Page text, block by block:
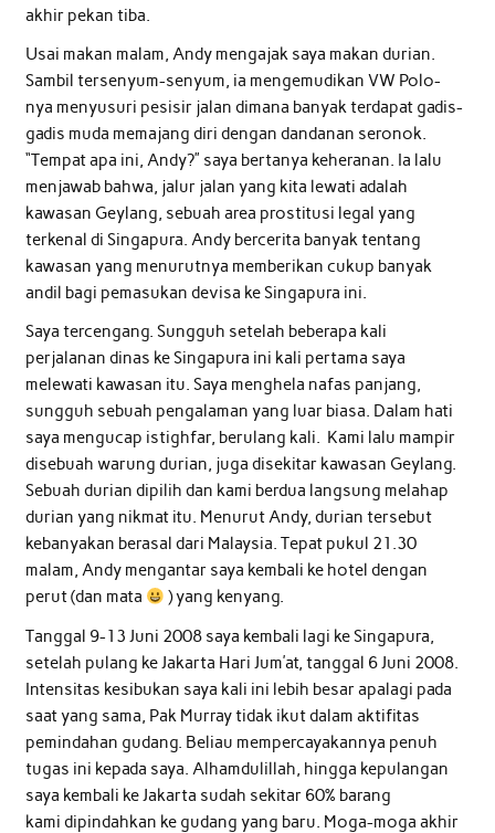
akhir pekan tiba.
Usai makan malam, Andy mengajak saya makan durian.
Sambil tersenyum-senyum, ia mengemudikan VW Polo-
nya menyusuri pesisir jalan dimana banyak terdapat gadis-
gadis muda memajang diri dengan dandanan seronok.
“Tempat apa ini, Andy?” saya bertanya keheranan. Ia lalu
menjawab bahwa, jalur jalan yang kita lewati adalah
kawasan Geylang, sebuah area prostitusi legal yang
terkenal di Singapura. Andy bercerita banyak tentang
kawasan yang menurutnya memberikan cukup banyak
andil bagi pemasukan devisa ke Singapura ini.
Saya tercengang. Sungguh setelah beberapa kali
perjalanan dinas ke Singapura ini kali pertama saya
melewati kawasan itu. Saya menghela nafas panjang,
sungguh sebuah pengalaman yang luar biasa. Dalam hati
saya mengucap istighfar, berulang kali. Kami lalu mampir
disebuah warung durian, juga disekitar kawasan Geylang.
Sebuah durian dipilih dan kami berdua langsung melahap
durian yang nikmat itu. Menurut Andy, durian tersebut
kebanyakan berasal dari Malaysia. Tepat pukul 21.30
malam, Andy mengantar saya kembali ke hotel dengan
perut (dan mata
) yang kenyang.
Tanggal 9-13 Juni 2008 saya kembali lagi ke Singapura,
setelah pulang ke Jakarta Hari Jum’at, tanggal 6 Juni 2008.
Intensitas kesibukan saya kali ini lebih besar apalagi pada
saat yang sama, Pak Murray tidak ikut dalam aktifitas
pemindahan gudang. Beliau mempercayakannya penuh
tugas ini kepada saya. Alhamdulillah, hingga kepulangan
saya kembali ke Jakarta sudah sekitar 60% barang
kami dipindahkan ke gudang yang baru. Moga-moga akhir